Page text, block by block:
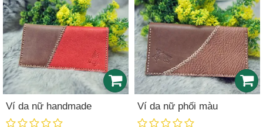
Ví da nữ handmade Ví da nữ phối màu